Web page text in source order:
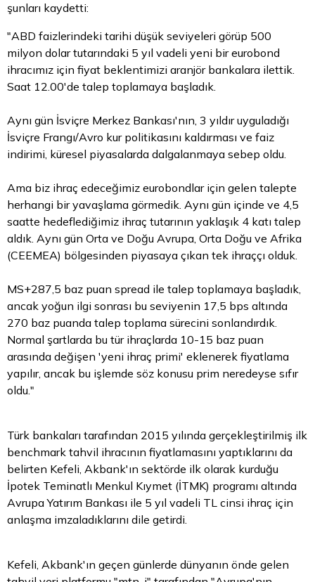
şunları kaydetti:
"ABD faizlerindeki tarihi düşük seviyeleri görüp 500
milyon dolar tutarındaki 5 yıl vadeli yeni bir eurobond
ihracımız için fiyat beklentimizi aranjör bankalara ilettik.
Saat 12.00'de talep toplamaya başladık.
Aynı gün İsviçre Merkez Bankası'nın, 3 yıldır uyguladığı
İsviçre Frangı/Avro kur politikasını kaldırması ve faiz
indirimi, küresel piyasalarda dalgalanmaya sebep oldu.
Ama biz ihraç edeceğimiz eurobondlar için gelen talepte
herhangi bir yavaşlama görmedik. Aynı gün içinde ve 4,5
saatte hedeflediğimiz ihraç tutarının yaklaşık 4 katı talep
aldık. Aynı gün Orta ve Doğu Avrupa, Orta Doğu ve Afrika
(CEEMEA) bölgesinden piyasaya çıkan tek ihraççı olduk.
MS+287,5 baz puan spread ile talep toplamaya başladık,
ancak yoğun ilgi sonrası bu seviyenin 17,5 bps altında
270 baz puanda talep toplama sürecini sonlandırdık.
Normal şartlarda bu tür ihraçlarda 10-15 baz puan
arasında değişen 'yeni ihraç primi' eklenerek fiyatlama
yapılır, ancak bu işlemde söz konusu prim neredeyse sıfır
oldu."
Türk bankaları tarafından 2015 yılında gerçekleştirilmiş ilk
benchmark tahvil ihracının fiyatlamasını yaptıklarını da
belirten Kefeli, Akbank'ın sektörde ilk olarak kurduğu
İpotek Teminatlı Menkul Kıymet (İTMK) programı altında
Avrupa Yatırım Bankası ile 5 yıl vadeli TL cinsi ihraç için
anlaşma imzaladıklarını dile getirdi.
Kefeli, Akbank'ın geçen günlerde dünyanın önde gelen